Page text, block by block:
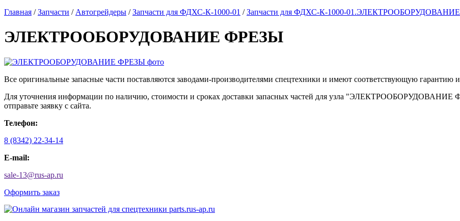
Главная /Запчасти / Автогрейдеры /Запчасти для ФДХС-К-1000-01 /Запчасти для ФДХС-К-1000-01.ЭЛЕКТРООБОРУДОВАНИЕ
ЭЛЕКТРООБОРУДОВАНИЕ ФРЕЗЫ
Все оригинальные запасные части поставляются заводами-производителями спецтехники и имеют соответствующую гарантию
Для уточнения информации по наличию, стоимости и сроках доставки запасных частей для узла "ЭЛЕКТРООБОРУДОВАНИЕ
отправьте заявку с сайта.
Телефон:
8 (8342) 22-34-14
E-mail:
sale-13@rus-ap.ru
Оформить заказ